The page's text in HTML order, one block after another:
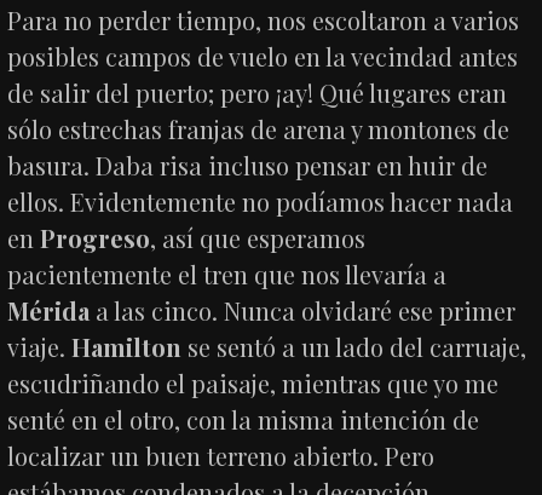
Para no perder tiempo, nos escoltaron a varios
posibles campos de vuelo en la vecindad antes
de salir del puerto; pero ¡ay! Qué lugares eran
sólo estrechas franjas de arena y montones de
basura. Daba risa incluso pensar en huir de
ellos. Evidentemente no podíamos hacer nada
enProgreso, así que esperamos
pacientemente el tren que nos llevaría a
Mérida a las cinco. Nunca olvidaré ese primer
viaje.Hamilton se sentó a un lado del carruaje,
escudriñando el paisaje, mientras que yo me
senté en el otro, con la misma intención de
localizar un buen terreno abierto. Pero